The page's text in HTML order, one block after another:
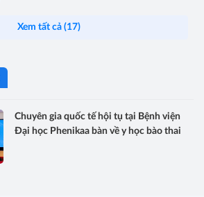
Xem tất cả (17)
Chuyên gia quốc tế hội tụ tại Bệnh viện
Đại học Phenikaa bàn về y học bào thai